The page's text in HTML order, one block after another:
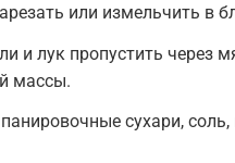
или измельчить в
и лук пропустить через
массы.
сухари,